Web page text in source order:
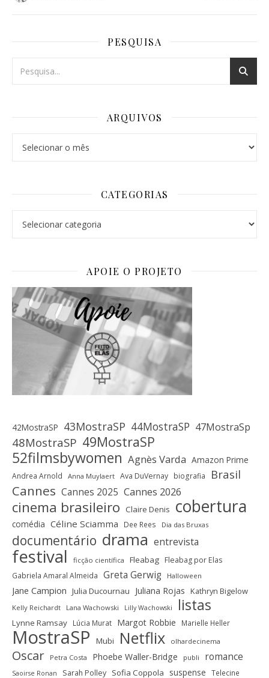
PESQUISA
ARQUIVOS
CATEGORIAS
APOIE O PROJETO
42MostraSP 43MostraSP 44MostraSP 47MostraSp
48MostraSP 49MostraSP
52filmsbywomen Agnès Varda Amazon Prime
Andrea Arnold Anna Muylaert Ava DuVernay biografia Brasil
Cannes Cannes 2025 Cannes 2026
cinema brasileiro Claire Denis cobertura
comédia Céline Sciamma Dee Rees Dia das Bruxas
documentário drama entrevista
festival ficção científica Fleabag Fleabag por Elas
Gabriela Amaral Almeida Greta Gerwig Halloween
Jane Campion Julia Ducournau Juliana Rojas Kathryn Bigelow
Kelly Reichardt Lana Wachowski Lilly Wachowski listas
Lynne Ramsay Lúcia Murat Margot Robbie Marielle Heller
MostraSP Mubi Netflix olhardecinema
Oscar Petra Costa Phoebe Waller-Bridge publi romance
Saoirse Ronan Sarah Polley Sofia Coppola suspense Telecine